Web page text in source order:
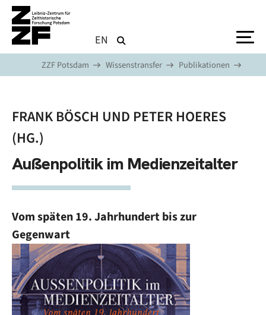
Direkt zum Inhalt
EN
ZZF Potsdam Wissenstransfer Publikationen
FRANK BÖSCH UND PETER HOERES
(HG.)
Außenpolitik im Medienzeitalter
Vom späten 19. Jahrhundert bis zur
Gegenwart